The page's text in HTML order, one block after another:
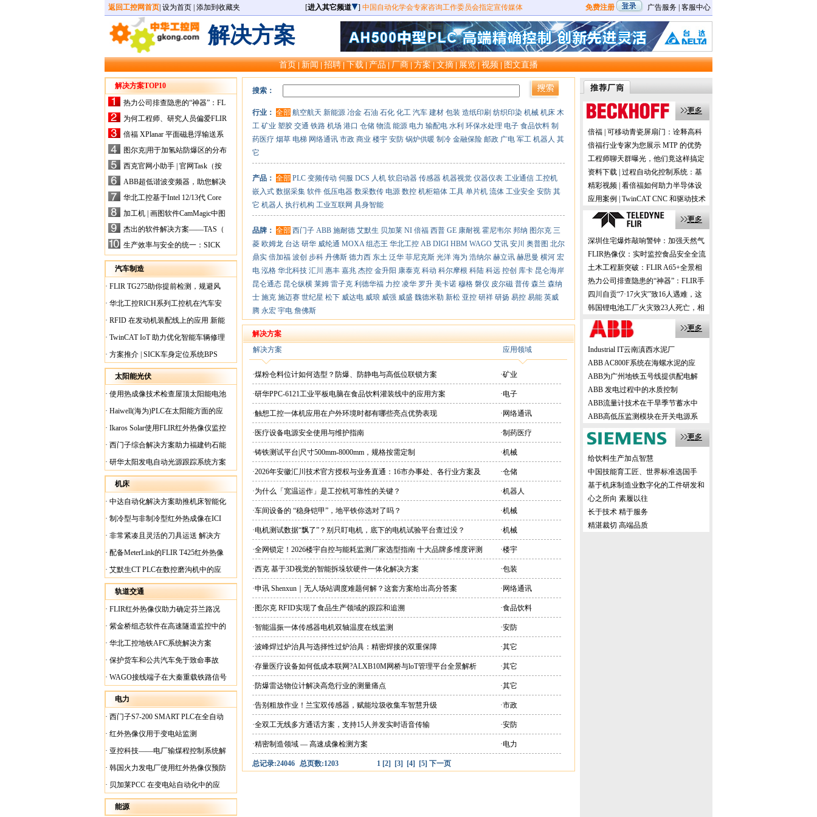
返回工控网首页 设为首页 添加到收藏夹 [进入其它频道 ] 中国自动化学会专家咨询工作委员会指定宣传媒体 免费注册 广告服务 客服中心
解决方案
首页|新闻|招聘|下载|产品|厂商|方案|文摘|展览|视频|图文直播
解决方案TOP10
热力公司排查隐患的“神器”：FL
IR手持式热像仪，高效精准！
为何工程师、研究人员偏爱FLIR
X-HS系列热像仪？精准高效是
关键
倍福 XPlanar 平面磁悬浮输送系
统的创新应用
图尔克|用于加氢站防爆区的分布
式I/O解决方案
西克官网小助手 | 官网Task（按
任务选型）更新预告
ABB超低谐波变频器，助您解决
电气设备运行难题！
华北工控基于Intel 12/13代 Core
的ATX-6159嵌入式主板，推进
机器人市场
加工机 | 画图软件CamMagic中图
层整合的问题
杰出的软件解决方案——TAS（
Turck Automation Suite）
生产效率与安全的统一：SICK
关于机器人技术传感器解决方案
的采访
汽车制造
· FLIR TG275助你提前检测，规避风
险！
· 华北工控RICH系列工控机在汽车安
全检测行业中的应用
· RFID 在发动机装配线上的应用 新能
源汽车爆炸频发？
· TwinCAT IoT 助力优化智能车辆修理
· 方案推介 | SICK车身定位系统BPS
太阳能光伏
· 使用热成像技术检查屋顶太阳能电池
板
· Haiwell(海为)PLC在太阳能方面的应
用
· Ikaros Solar使用FLIR红外热像仪监控
已装太阳能电池板
· 西门子综合解决方案助力福建钧石能
源飞速发展
· 研华太阳发电自动光源跟踪系统方案
机床
· 中达自动化解决方案助推机床智能化
升级
· 制冷型与非制冷型红外热成像在ICI
工厂内完美配合
· 非常紧凑且灵活的刀具运送 解决方
案
· 配备MeterLink的FLIR T425红外热像
仪帮助Medite Europe Ltd加快红外检测
工作速度
· 艾默生CT PLC在数控磨沟机中的应
用
轨道交通
· FLIR红外热像仪助力确定芬兰路况
· 紫金桥组态软件在高速隧道监控中的
应用
· 华北工控地铁AFC系统解决方案
· 保护货车和公共汽车免于致命事故
· WAGO接线端子在大秦重载铁路信号
楼设备中的应用
电力
· 西门子S7-200 SMART PLC在全自动
蓄电池短路内阻检测机上的应用
· 红外热像仪用于变电站监测
· 亚控科技——电厂输煤程控制系统解
决方案
· 韩国火力发电厂使用红外热像仪预防
火灾
· 贝加莱PCC 在变电站自动化中的应
用
能源
搜索：
行业： 全部 航空航天 新能源 冶金 石油 石化 化工 汽车 建材 包装 造纸印刷 纺织印染 机械 机床 木
工 矿业 塑胶 交通 铁路 机场 港口 仓储 物流 能源 电力 输配电 水利 环保水处理 电子 食品饮料 制
药医疗 烟草 电梯 网络通讯 市政 商业 楼宇 安防 锅炉供暖 制冷 金融保险 邮政 广电 军工 机器人 其
它
产品： 全部 PLC 变频传动 伺服 DCS 人机 软启动器 传感器 机器视觉 仪器仪表 工业通信 工控机
嵌入式 数据采集 软件 低压电器 数采数传 电源 数控 机柜箱体 工具 单片机 流体 工业安全 安防 其
它 机器人 执行机构 工业互联网 具身智能
品牌： 全部 西门子 ABB 施耐德 艾默生 贝加莱 NI 倍福 西普 GE 康耐视 霍尼韦尔 邦纳 图尔克 三
菱 欧姆龙 台达 研华 威纶通 MOXA 组态王 华北工控 AB DIGI HBM WAGO 艾讯 安川 奥普图 北尔
鼎实 倍加福 波创 步科 丹佛斯 德力西 东土 泛华 菲尼克斯 光洋 海为 浩纳尔 赫立讯 赫思曼 横河 宏
电 泓格 华北科技 汇川 惠丰 嘉兆 杰控 金升阳 康泰克 科动 科尔摩根 科陆 科远 控创 库卡 昆仑海岸
昆仑通态 昆仑纵横 莱姆 雷子克 利德华福 力控 凌华 罗升 美卡诺 穆格 磐仪 皮尔磁 普传 森兰 森纳
士 施克 施迈赛 世纪星 松下 威达电 威琅 威强 威盛 魏德米勒 新松 亚控 研祥 研扬 易控 易能 英威
腾 永宏 宇电 詹佛斯
解决方案
解决方案
应用领域
·煤粉仓料位计如何选型？防爆、防静电与高低位联锁方案 ·矿业
·研华PPC-6121工业平板电脑在食品饮料灌装线中的应用方案 ·电子
·触想工控一体机应用在户外环境时都有哪些亮点优势表现 ·网络通讯
·医疗设备电源安全使用与维护指南 ·制药医疗
·铸铁测试平台|尺寸500mm-8000mm，规格按需定制 ·机械
·2026年安徽汇川技术官方授权与业务直通：16市办事处、各行业方案及
现货直供平台
·仓储
·为什么「宽温运作」是工控机可靠性的关键？ ·机器人
·车间设备的 “稳身铠甲”，地平铁你选对了吗？ ·机械
·电机测试数据“飘了”？别只盯电机，底下的电机试验平台查过没？ ·机械
·全网锁定！2026楼宇自控与能耗监测厂家选型指南 十大品牌多维度评测 ·楼宇
·西克 基于3D视觉的智能拆垛软硬件一体化解决方案 ·包装
·申讯 Shenxun｜无人场站调度难题何解？这套方案给出高分答案 ·网络通讯
·图尔克 RFID实现了食品生产领域的跟踪和追溯 ·食品饮料
·智能温振一体传感器电机双轴温度在线监测 ·安防
·波峰焊过炉治具与选择性过炉治具：精密焊接的双重保障 ·其它
·存量医疗设备如何低成本联网?ALXB10M网桥与loT管理平台全景解析 ·其它
·防爆雷达物位计解决高危行业的测量痛点 ·其它
·告别粗放作业！兰宝双传感器，赋能垃圾收集车智慧升级 ·市政
·全双工无线多方通话方案，支持15人并发实时语音传输 ·安防
·精密制造领域 — 高速成像检测方案 ·电力
总记录:24046 总页数:1203 1 [2] [3] [4] [5] 下一页
倍福 | 可移动青瓷屏扇门：诠释高科
技与历史的交融
倍福行业专家为您展示 MTP 的优势
及应用
工程师聊天群曝光，他们竟这样搞定
机器视觉！
资料下载 | 过程自动化控制系统：基
于 PC 的控制技术
精彩视频 | 看倍福如何助力半导体设
备的国产化
应用案例 | TwinCAT CNC 和驱动技术
在数控机床加工中的应用
深圳住宅爆炸敲响警钟：加强天然气
预防性检测更安全！
FLIR热像仪：实时监控食品安全全流
程，助力提升消费者信任！
土木工程新突破：FLIR A65+全景相
机，创新方案震撼业界！
热力公司排查隐患的“神器”：FLIR手
持式热像仪，高效精准！
四川自贡“7·17火灾”致16人遇难，这
样的事故该如何有效避免？
韩国锂电池工厂火灾致23人死亡，相
关企业该如何有效避免？
Industrial IT云南滇西水泥厂
ABB AC800F系统在海螺水泥的应
ABB为广州地铁五号线提供配电解
ABB 发电过程中的水质控制
ABB流量计技术在干旱季节蓄水中
ABB高低压监测模块在开关电源系
给饮料生产加点智慧
中国技能育工匠、世界标准选国手
基于机床制造业数字化的工件研发和
生产
心之所向 素履以往
长于技术 精于服务
精湛裁切 高端品质